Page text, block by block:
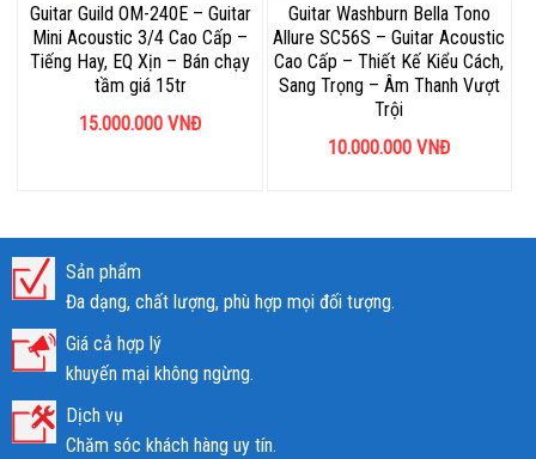
Guitar Guild OM-240E – Guitar
Mini Acoustic 3/4 Cao Cấp –
Tiếng Hay, EQ Xịn – Bán chạy
tầm giá 15tr
15.000.000 VNĐ
Guitar Washburn Bella Tono
Allure SC56S – Guitar Acoustic
Cao Cấp – Thiết Kế Kiểu Cách,
Sang Trọng – Âm Thanh Vượt
Trội
10.000.000 VNĐ
Sản phẩm
Đa dạng, chất lượng, phù hợp mọi đối tượng.
Giá cả hợp lý
khuyến mại không ngừng.
Dịch vụ
Chăm sóc khách hàng uy tín.